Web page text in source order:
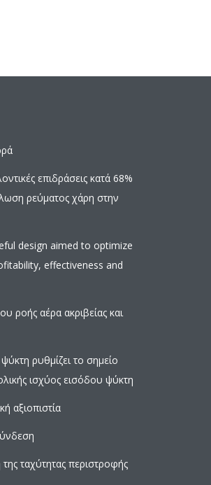
επιδράσεις κατά 68%
ρεύματος χάρη στην
design aimed to optimize
effectiveness and
ροής αέρα ακριβείας και
ρυθμίζει το σημείο
ισχύος εισόδου ψύκτη
αξιοπιστία
ταχύτητας περιστροφής